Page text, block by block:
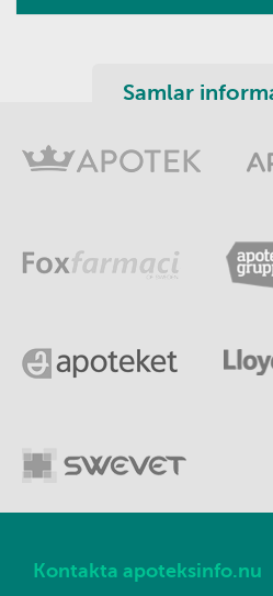
Samlar
Kontakta apoteksinfo.nu